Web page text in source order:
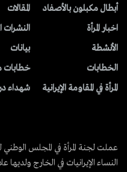
أبطال مكبلون بالأصفاد
اخبار المرأة
الأنشطة
الخطابات
المرأة في المقاومة الإيرانية
المقالات
النشرات
بیانات
خطابات
شهداء
عملت لجنة المرأة في المجلس
النساء الإيرانيات في الخارج